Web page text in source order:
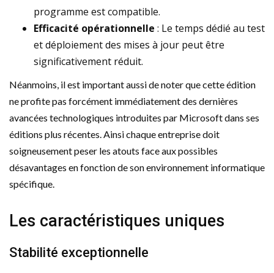
programme est compatible.
Efficacité opérationnelle : Le temps dédié au test
et déploiement des mises à jour peut être
significativement réduit.
Néanmoins, il est important aussi de noter que cette édition
ne profite pas forcément immédiatement des dernières
avancées technologiques introduites par Microsoft dans ses
éditions plus récentes. Ainsi chaque entreprise doit
soigneusement peser les atouts face aux possibles
désavantages en fonction de son environnement informatique
spécifique.
Les caractéristiques uniques
Stabilité exceptionnelle